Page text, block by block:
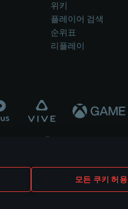
모든 쿠키 허용
위키
플레이어 검색
순위표
리플레이
참여하지 않습니다..